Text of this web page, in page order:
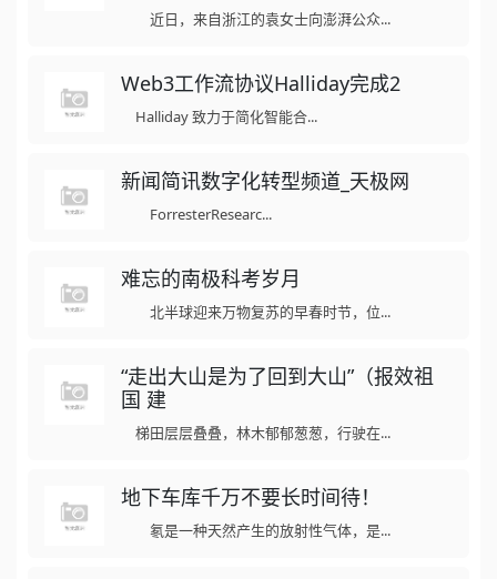
近日，来自浙江的袁女士向澎湃公众...
Web3工作流协议Halliday完成2
Halliday 致力于简化智能合...
新闻简讯数字化转型频道_天极网
ForresterResearc...
难忘的南极科考岁月
北半球迎来万物复苏的早春时节，位...
“走出大山是为了回到大山”（报效祖
国 建
梯田层层叠叠，林木郁郁葱葱，行驶在...
地下车库千万不要长时间待！
氡是一种天然产生的放射性气体，是...